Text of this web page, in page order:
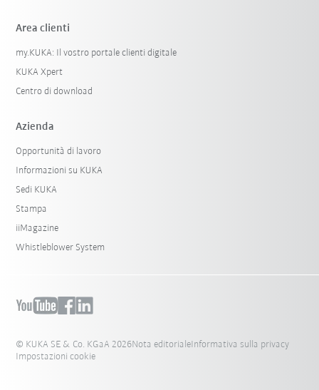
Area clienti
my.KUKA: Il vostro portale clienti digitale
KUKA Xpert
Centro di download
Azienda
Opportunità di lavoro
Informazioni su KUKA
Sedi KUKA
Stampa
iiMagazine
Whistleblower System
© KUKA SE & Co. KGaA 2026Nota editoriale Informativa sulla privacy
Impostazioni cookie